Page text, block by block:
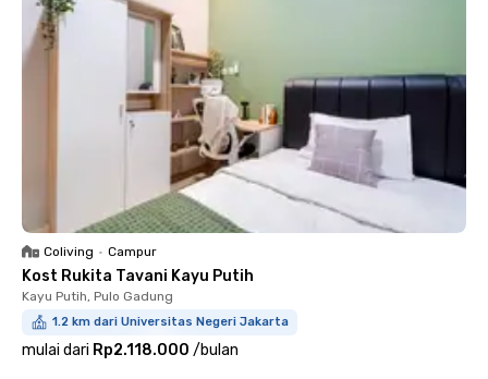
Coliving • Campur
Kost Rukita Tavani Kayu Putih
Kayu Putih, Pulo Gadung
1.2 km dari Universitas Negeri Jakarta
mulai dari Rp2.118.000 /bulan